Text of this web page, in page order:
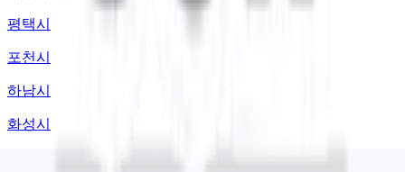
평택시
포천시
하남시
화성시